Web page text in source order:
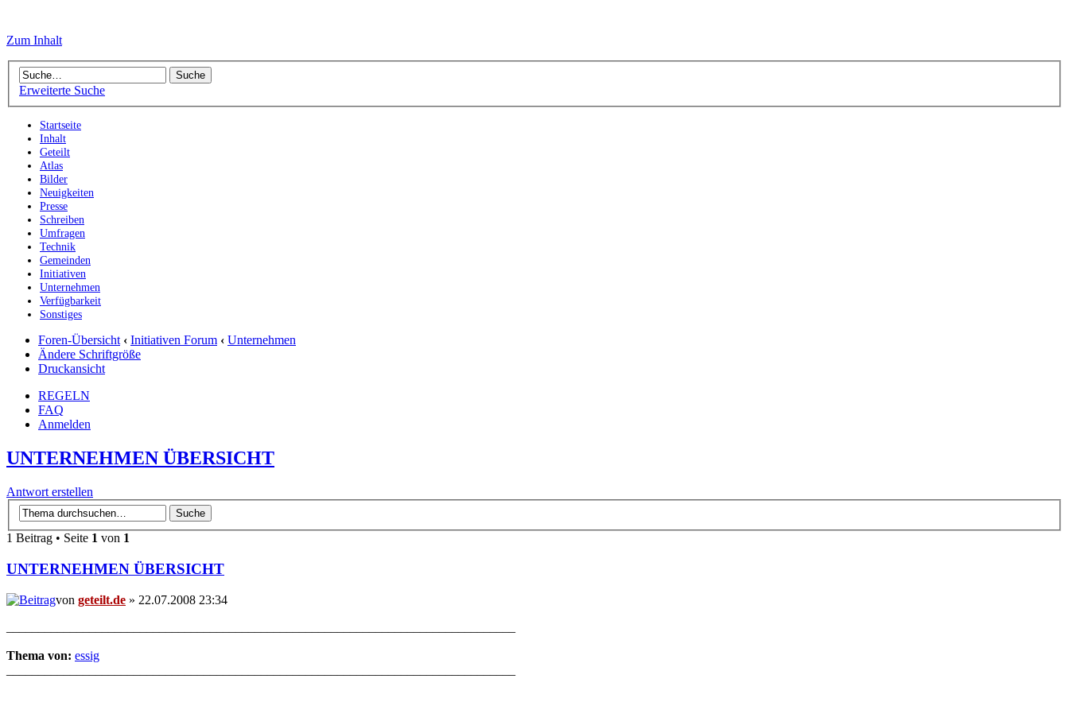
Zum Inhalt
Erweiterte Suche
Startseite
Inhalt
Geteilt
Atlas
Bilder
Neuigkeiten
Presse
Schreiben
Umfragen
Technik
Gemeinden
Initiativen
Unternehmen
Verfügbarkeit
Sonstiges
Foren-Übersicht ‹ Initiativen Forum ‹ Unternehmen
Ändere Schriftgröße
Druckansicht
REGELN
FAQ
Anmelden
UNTERNEHMEN ÜBERSICHT
Antwort erstellen
1 Beitrag • Seite 1 von 1
UNTERNEHMEN ÜBERSICHT
von geteilt.de » 22.07.2008 23:34
Thema von: essig